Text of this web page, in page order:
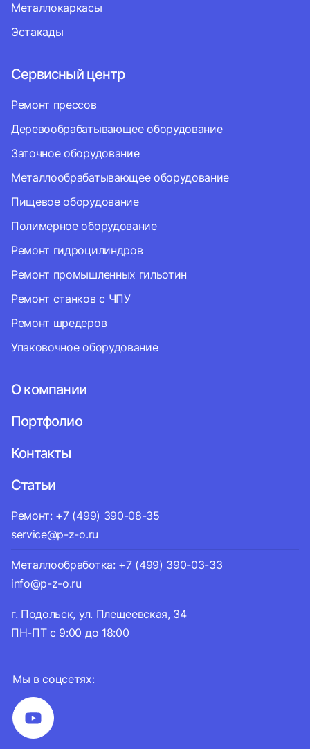
Мы в соцсетях:
Металлокаркасы
Эстакады
Сервисный центр
Ремонт прессов
Деревообрабатывающее оборудование
Заточное оборудование
Металлообрабатывающее оборудование
Пищевое оборудование
Полимерное оборудование
Ремонт гидроцилиндров
Ремонт промышленных гильотин
Ремонт станков с ЧПУ
Ремонт шредеров
Упаковочное оборудование
О компании
Портфолио
Контакты
Статьи
Ремонт: +7 (499) 390-08-35
service@p-z-o.ru
Металлообработка: +7 (499) 390-03-33
info@p-z-o.ru
г. Подольск, ул. Плещеевская, 34
ПН-ПТ с 9:00 до 18:00